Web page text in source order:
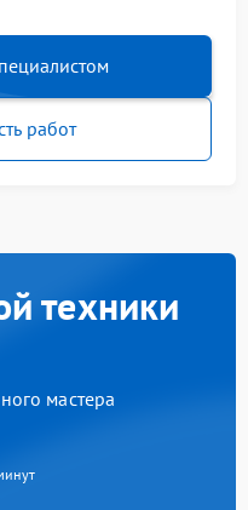
работ
техники
мастера